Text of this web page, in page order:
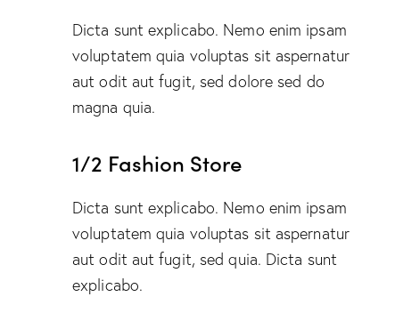
Dicta sunt explicabo. Nemo enim ipsam
voluptatem quia voluptas sit aspernatur
aut odit aut fugit, sed dolore sed do
magna quia.
1/2 Fashion Store
Dicta sunt explicabo. Nemo enim ipsam
voluptatem quia voluptas sit aspernatur
aut odit aut fugit, sed quia. Dicta sunt
explicabo.